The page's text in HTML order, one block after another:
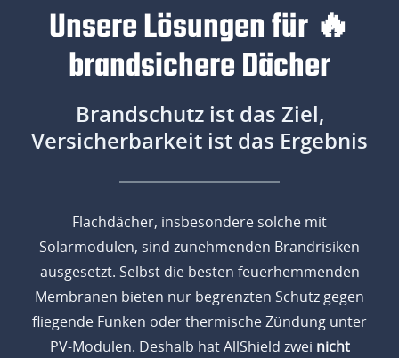
Unsere Lösungen für 🔥
brandsichere Dächer
Brandschutz ist das Ziel,
Versicherbarkeit ist das Ergebnis
Flachdächer, insbesondere solche mit
Solarmodulen, sind zunehmenden Brandrisiken
ausgesetzt. Selbst die besten feuerhemmenden
Membranen bieten nur begrenzten Schutz gegen
fliegende Funken oder thermische Zündung unter
PV-Modulen. Deshalb hat AllShield zwei nicht